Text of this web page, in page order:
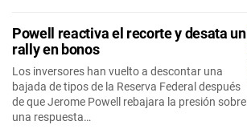
Powell reactiva el recorte y desata un
rally en bonos
Los inversores han vuelto a descontar una
bajada de tipos de la Reserva Federal después
de que Jerome Powell rebajara la presión sobre
una respuesta…